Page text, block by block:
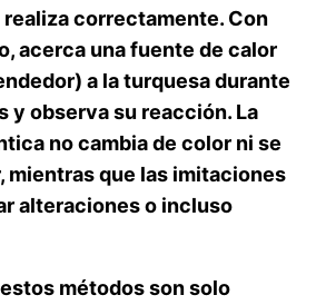
realiza correctamente. Con
acerca una fuente de calor
a la turquesa durante
y observa su reacción. La
no cambia de color ni se
mientras que las imitaciones
alteraciones o incluso
métodos son solo